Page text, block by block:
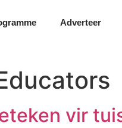
Adverteer
vir